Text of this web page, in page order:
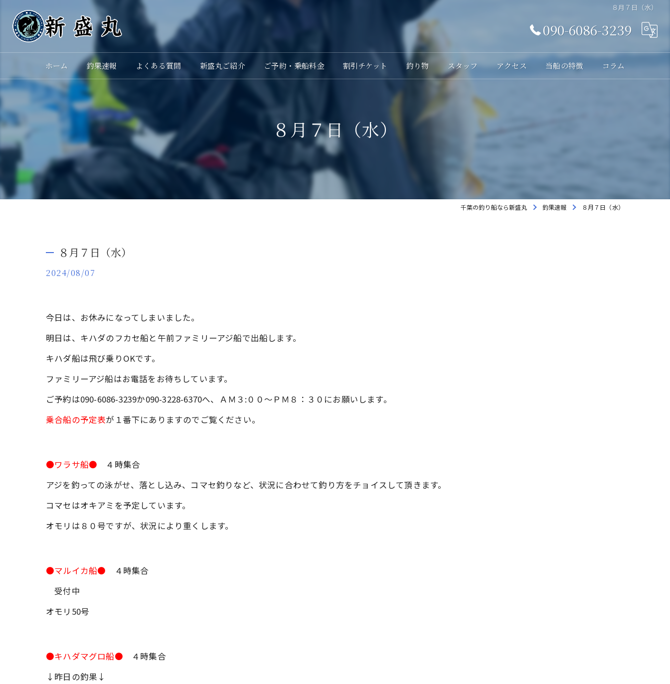
８月７日（水）
090-6086-3239
ホーム 釣果速報 よくある質問 新盛丸ご紹介 ご予約・乗船料金 割引チケット 釣り物 スタッフ アクセス 当船の特徴 コラム
８月７日（水）
千葉の釣り船なら新盛丸 釣果速報 ８月７日（水）
８月７日（水）
2024/08/07
今日は、お休みになってしまいました。
明日は、キハダのフカセ船と午前ファミリーアジ船で出船します。
キハダ船は飛び乗りOKです。
ファミリーアジ船はお電話をお待ちしています。
ご予約は090-6086-3239か090-3228-6370へ、ＡＭ３:００～ＰＭ８：３０にお願いします。
乗合船の予定表が１番下にありますのでご覧ください。
●ワラサ船● ４時集合
アジを釣っての泳がせ、落とし込み、コマセ釣りなど、状況に合わせて釣り方をチョイスして頂きます。
コマセはオキアミを予定しています。
オモリは８０号ですが、状況により重くします。
●マルイカ船●
４時集合
受付中
オモリ50号
●キハダマグロ船● ４時集合
↓昨日の釣果↓